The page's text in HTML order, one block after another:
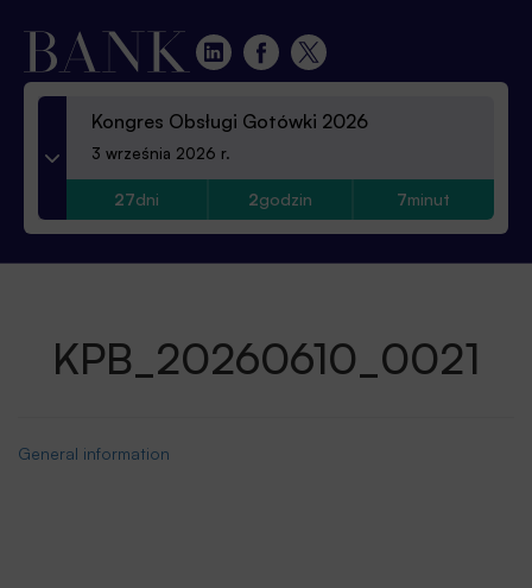
Kongres Obsługi Gotówki 2026
3 września 2026 r.
27dni 2godzin 7minut
KPB_20260610_0021
General information